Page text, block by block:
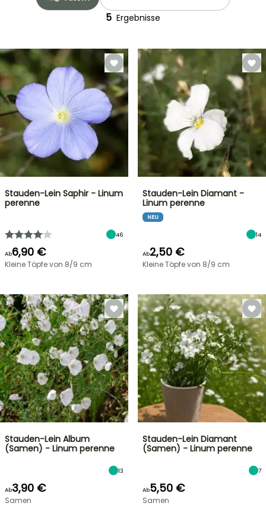
5 Ergebnisse
Stauden-Lein Saphir - Linum
perenne
46
Ab6,90 €
Kleine Töpfe von 8/9 cm
Stauden-Lein Diamant -
Linum perenne
NEU
14
Ab2,50 €
Kleine Töpfe von 8/9 cm
Stauden-Lein Album
(Samen) - Linum perenne
13
Ab3,90 €
Samen
Stauden-Lein Diamant
(Samen) - Linum perenne
7
Ab5,50 €
Samen